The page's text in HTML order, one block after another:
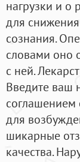
нагрузки и о
для
сознания.
словами оно
с ней.
Введите ваш
соглашением
для
шикарные
качества.